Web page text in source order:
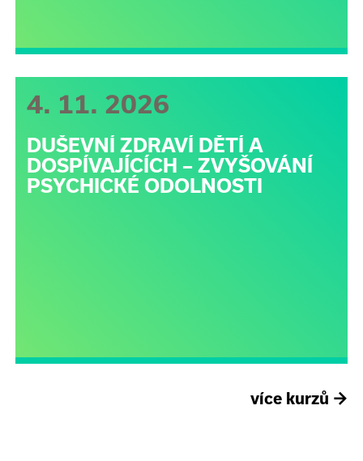
4. 11. 2026
DUŠEVNÍ ZDRAVÍ DĚTÍ A
DOSPÍVAJÍCÍCH – ZVYŠOVÁNÍ
PSYCHICKÉ ODOLNOSTI
více kurzů →